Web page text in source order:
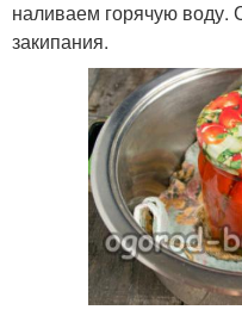
наливаем горячую воду.
закипания.